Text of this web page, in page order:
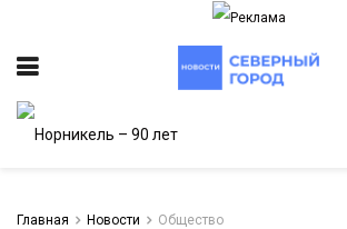
Главная Новости Общество